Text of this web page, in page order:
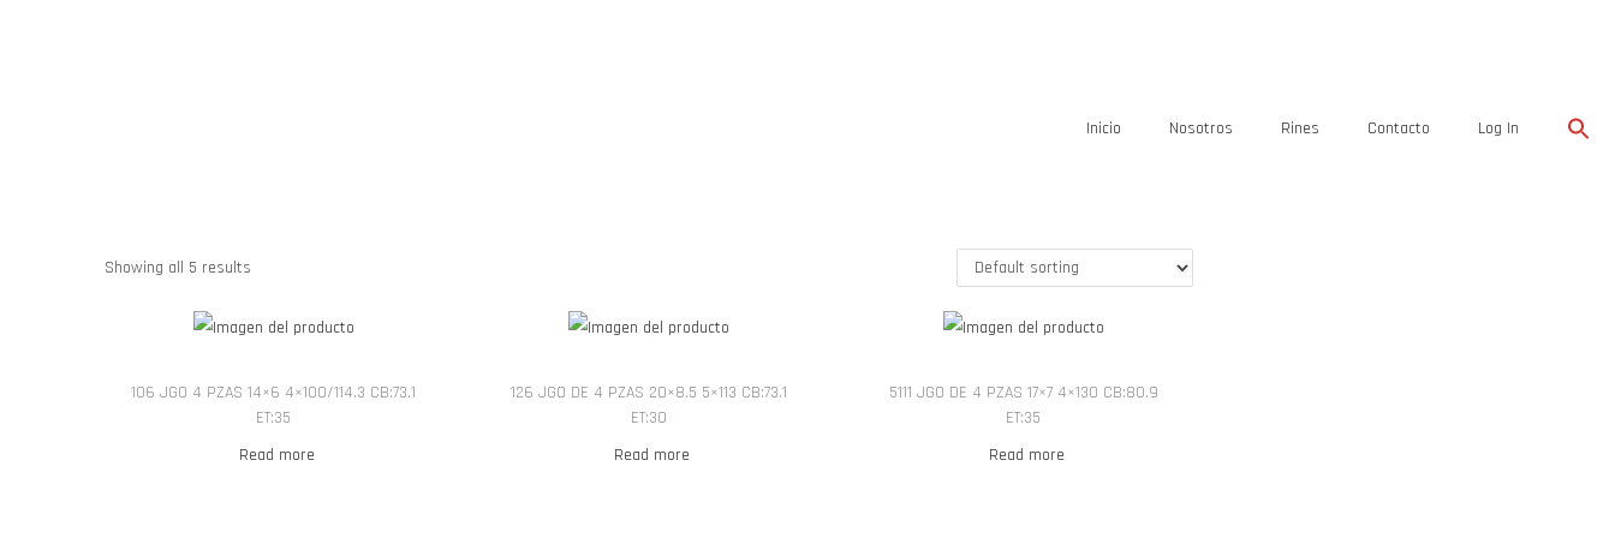
Inicio Nosotros Rines Contacto Log In
Showing all 5 results
106 JGO 4 PZAS 14×6 4×100/114.3 CB:73.1
ET:35
Read more
126 JGO DE 4 PZAS 20×8.5 5×113 CB:73.1
ET:30
Read more
5111 JGO DE 4 PZAS 17×7 4×130 CB:80.9
ET:35
Read more